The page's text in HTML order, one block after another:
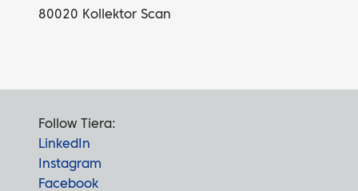
80020 Kollektor Scan
Follow Tiera:
LinkedIn
Instagram
Facebook